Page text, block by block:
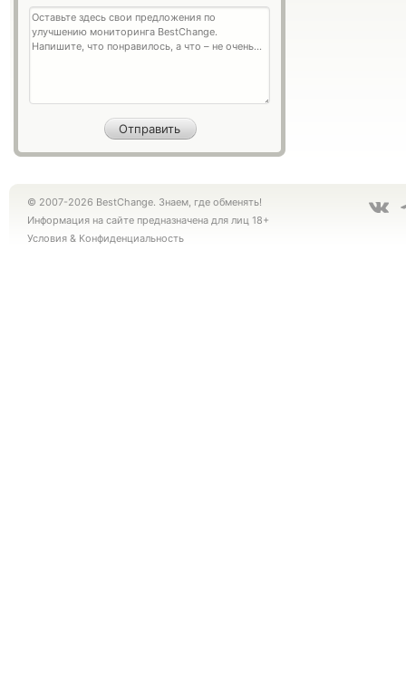
© 2007-2026 BestChange. Знаем, где обменять!
Информация на сайте предназначена для лиц 18+
Условия & Конфиденциальность